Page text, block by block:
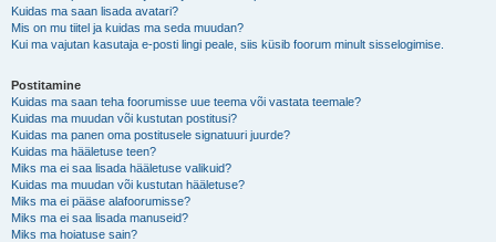
Kuidas ma saan lisada avatari?
Mis on mu tiitel ja kuidas ma seda muudan?
Kui ma vajutan kasutaja e-posti lingi peale, siis küsib foorum minult sisselogimise.
Postitamine
Kuidas ma saan teha foorumisse uue teema või vastata teemale?
Kuidas ma muudan või kustutan postitusi?
Kuidas ma panen oma postitusele signatuuri juurde?
Kuidas ma hääletuse teen?
Miks ma ei saa lisada hääletuse valikuid?
Kuidas ma muudan või kustutan hääletuse?
Miks ma ei pääse alafoorumisse?
Miks ma ei saa lisada manuseid?
Miks ma hoiatuse sain?